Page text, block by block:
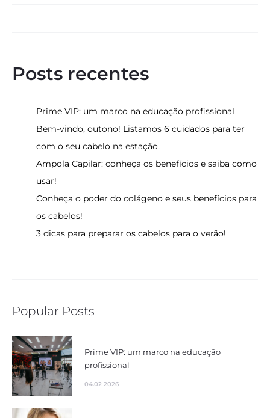
Posts recentes
Prime VIP: um marco na educação profissional
Bem-vindo, outono! Listamos 6 cuidados para ter
com o seu cabelo na estação.
Ampola Capilar: conheça os benefícios e saiba como
usar!
Conheça o poder do colágeno e seus benefícios para
os cabelos!
3 dicas para preparar os cabelos para o verão!
Popular Posts
Prime VIP: um marco na educação
profissional
04.02 2026